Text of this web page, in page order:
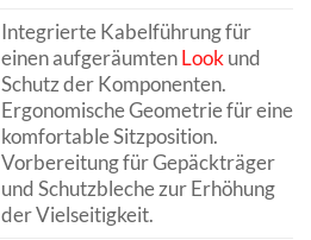
Integrierte Kabelführung für
einen aufgeräumtenLookund
Schutz der Komponenten.
Ergonomische Geometrie für eine
komfortable Sitzposition.
Vorbereitung für Gepäckträger
und Schutzbleche zur Erhöhung
der Vielseitigkeit.